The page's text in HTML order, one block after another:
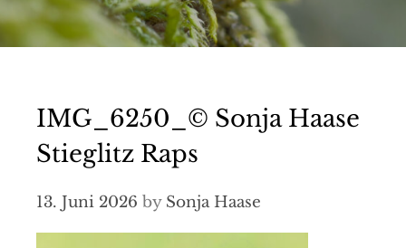
IMG_6250_© Sonja Haase
Stieglitz Raps
13. Juni 2026 by Sonja Haase